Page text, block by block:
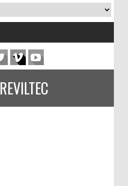
REVILTEC